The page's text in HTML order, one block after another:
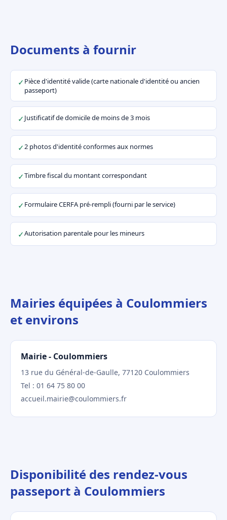
Documents à fournir
✓ Pièce d'identité valide (carte nationale d'identité ou ancien
passeport)
✓Justificatif de domicile de moins de 3 mois
✓2 photos d'identité conformes aux normes
✓Timbre fiscal du montant correspondant
✓ Formulaire CERFA pré-rempli (fourni par le service)
✓Autorisation parentale pour les mineurs
Mairies équipées à Coulommiers
et environs
Mairie - Coulommiers
13 rue du Général-de-Gaulle, 77120 Coulommiers
Tel : 01 64 75 80 00
accueil.mairie@coulommiers.fr
Disponibilité des rendez-vous
passeport à Coulommiers